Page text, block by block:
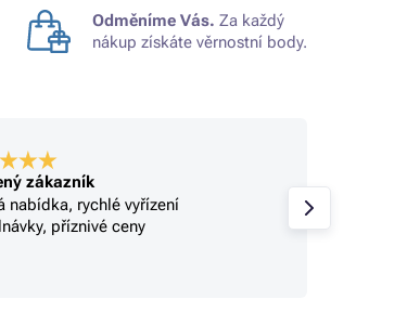
Odměníme Vás. Za každý
nákup získáte věrnostní body.
zákazník
nabídka, rychlé vyřízení
příznivé ceny